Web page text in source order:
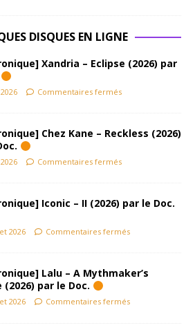
DISQUES EN LIGNE
Xandria – Eclipse (2026) par
Commentaires fermés
Chez Kane – Reckless (2026)
Commentaires fermés
Iconic – II (2026) par le Doc.
2026 Commentaires fermés
Lalu – A Mythmaker’s
(2026) par le Doc.
2026 Commentaires fermés